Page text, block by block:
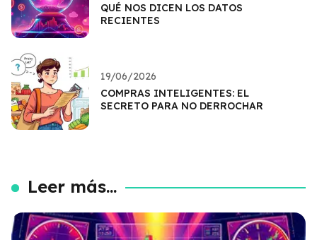
QUÉ NOS DICEN LOS DATOS
RECIENTES
19/06/2026
COMPRAS INTELIGENTES: EL
SECRETO PARA NO DERROCHAR
Leer más...